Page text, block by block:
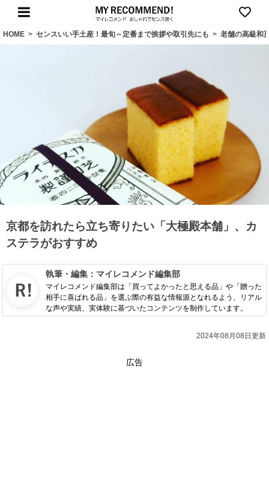
HOME > センスいい手土産！最旬～定番まで挨拶や取引先にも > 老舗の高級和
京都を訪れたら立ち寄りたい「大極殿本舗」、カ
ステラがおすすめ
執筆・編集： マイレコメンド編集部
マイレコメンド編集部は「買ってよかったと思える品」や「贈った
相手に喜ばれる品」を選ぶ際の有益な情報源となれるよう、リアル
な声や実績、実体験に基づいたコンテンツを制作しています。
2024年08月08日更新
広告